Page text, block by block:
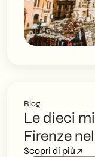
Blog
Le dieci
Firenze
Scopri di più